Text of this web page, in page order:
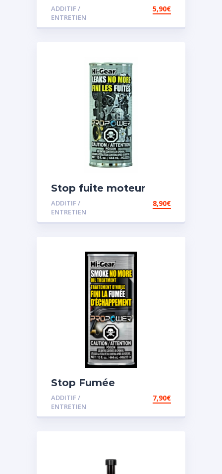
ADDITIF /
ENTRETIEN
5,90€
Stop fuite moteur
ADDITIF /
ENTRETIEN
8,90€
Stop Fumée
ADDITIF /
ENTRETIEN
7,90€